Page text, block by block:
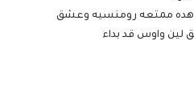
ممتعه رومنسيه وعشق
واوس قد بداء